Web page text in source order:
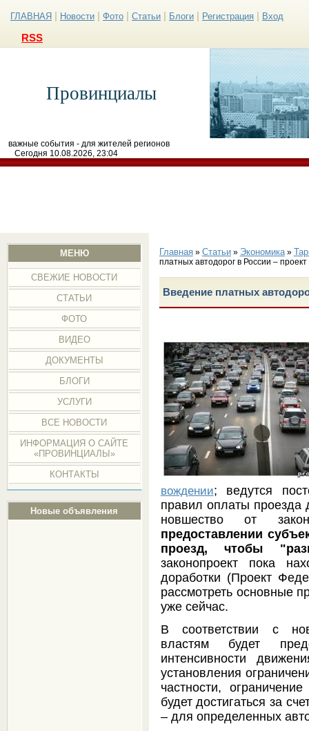
ГЛАВНАЯ Новости Фото Статьи Блоги Регистрация Вход
RSS
Провинциалы
важные события - для жителей регионов
Сегодня 10.08.2026, 23:04
МЕНЮ
СВЕЖИЕ НОВОСТИ
СТАТЬИ
ФОТО
ВИДЕО
ДОКУМЕНТЫ
БЛОГИ
УСЛУГИ
ВСЕ НОВОСТИ
ИНФОРМАЦИЯ О САЙТЕ
«ПРОВИНЦИАЛЫ»
КОНТАКТЫ
Новые объявления
Главная» Статьи» Экономика»
платных автодорог в России – проект
Введение платных
вождении; ведутся
правил оплаты
новшество от
предоставлении
проезд, чтобы
законопроект пока
доработки (Проект
рассмотреть основные
уже сейчас.
В соответствии с
властям будет
интенсивности
установления
частности,
будет достигаться за
– для определенных